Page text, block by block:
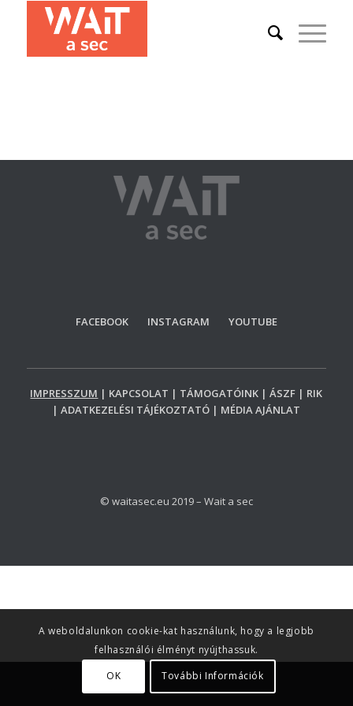
FACEBOOK INSTAGRAM YOUTUBE
IMPRESSZUM | KAPCSOLAT | TÁMOGATÓINK | ÁSZF | RIK
| ADATKEZELÉSI TÁJÉKOZTATÓ | MÉDIA AJÁNLAT
© waitasec.eu 2019 – Wait a sec
A weboldalunkon cookie-kat használunk, hogy a legjobb
felhasználói élményt nyújthassuk.
OK
További Információk